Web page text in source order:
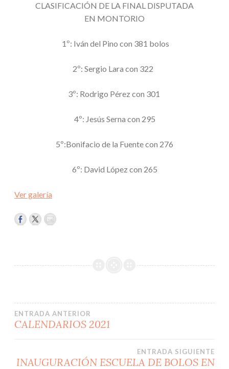
CLASIFICACIÓN DE LA FINAL DISPUTADA
EN MONTORIO
1º: Iván del Pino con 381 bolos
2º: Sergio Lara con 322
3º: Rodrigo Pérez con 301
4º: Jesús Serna con 295
5º:Bonifacio de la Fuente con 276
6º: David López con 265
Ver galería
Navegación
ENTRADA ANTERIOR
CALENDARIOS 2021
ENTRADA SIGUIENTE
INAUGURACIÓN ESCUELA DE BOLOS EN